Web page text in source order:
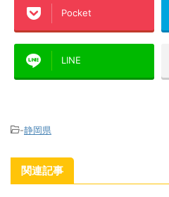
Pocket
LINE
-静岡県
関連記事